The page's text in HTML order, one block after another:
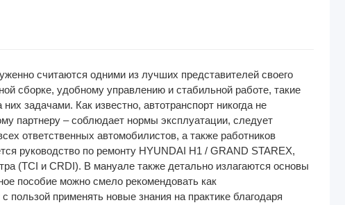
считаются одними из лучших представителей своего
сборке, удобному управлению и стабильной работе, такие
задачами. Как известно, автотранспорт никогда не
партнеру – соблюдает нормы эксплуатации, следует
ответственных автомобилистов, а также работников
руководство по ремонту HYUNDAI H1 / GRAND STAREX,
(TCI и CRDI). В мануале также детально излагаются основы
пособие можно смело рекомендовать как
пользой применять новые знания на практике благодаря